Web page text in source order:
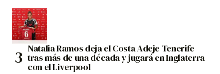
Natalia Ramos deja el Costa Adeje Tenerife
tras más de una década y jugará en Inglaterra
con el Liverpool